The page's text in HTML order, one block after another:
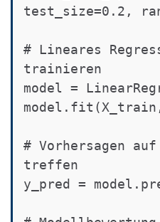
test_size=0.2,
# Lineares
trainieren
model =
# Vorhersagen
treffen
y_pred =